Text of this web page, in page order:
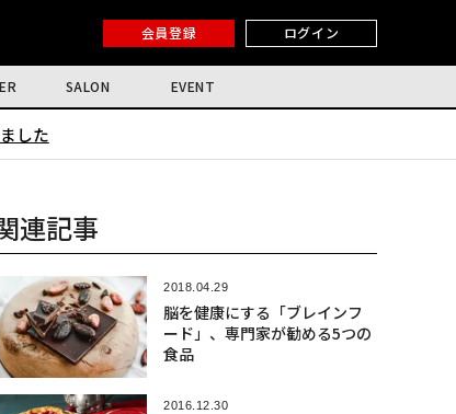
会員登録 ログイン
SALON EVENT
した
連記事
2018.04.29
脳を健康にする「ブレインフ
ード」、専門家が勧める5つの
食品
2016.12.30